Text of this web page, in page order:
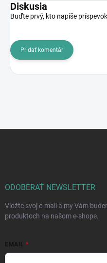
Diskusia
Buďte prvý, kto napíše
Pridať komentár
ODOBERAŤ NEWSLETTER
Vložte svoj e-mail a my Vám
produktoch na našom e-shope.
EMAIL